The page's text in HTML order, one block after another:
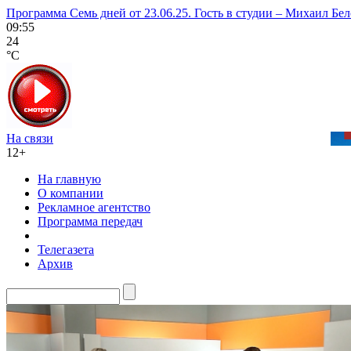
Программа Семь дней от 23.06.25. Гость в студии – Михаил
09:55
24
°C
На связи
12+
На главную
О компании
Рекламное агентство
Программа передач
Телегазета
Архив